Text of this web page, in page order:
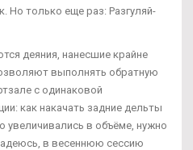
Но только еще раз: Разгуляй-
деяния, нанесшие крайне
выполнять обратную
с одинаковой
как накачать задние дельты
увеличивались в объёме, нужно
в весеннюю сессию